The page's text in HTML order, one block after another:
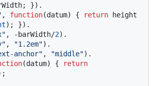
}).
, function(datum) { return height
); }).
, -barWidth/2).
, "1.2em").
anchor" , "middle").
(datum) {
return